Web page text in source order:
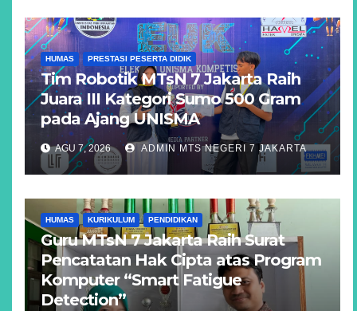
HUMAS PRESTASI PESERTA DIDIK
Tim Robotik MTsN 7 Jakarta Raih
Juara III Kategori Sumo 500 Gram
pada Ajang UNISMA
AGU 7, 2026 ADMIN MTS NEGERI 7 JAKARTA
HUMAS KURIKULUM PENDIDIKAN
Guru MTsN 7 Jakarta Raih Surat
Pencatatan Hak Cipta atas Program
Komputer “Smart Fatigue
Detection”